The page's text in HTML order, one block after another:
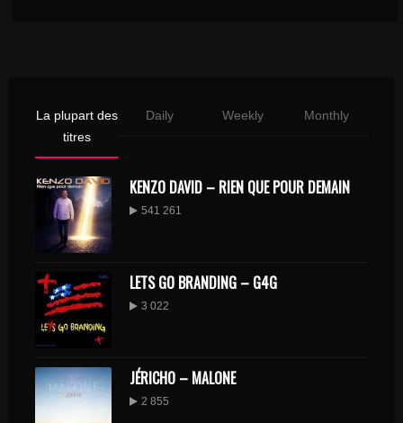
La plupart des
titres
Daily Weekly Monthly
KENZO DAVID – RIEN QUE POUR DEMAIN
541 261
LETS GO BRANDING – G4G
3 022
JÉRICHO – MALONE
2 855